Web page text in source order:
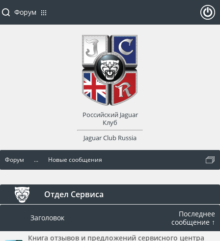
Форум ... Новые сообщения
Отдел Сервиса
Заголовок
Последнее
сообщение ↑
Книга отзывов и предложений сервисного центра
Форум
Российский Jaguar
Клуб
Jaguar Club Russia
оват